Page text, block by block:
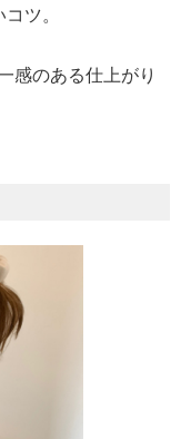
ツ。
感のある仕上がり